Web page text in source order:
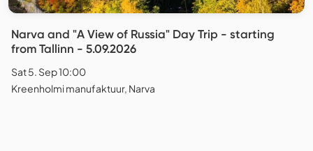
Narva and "A View of Russia" Day Trip - starting
from Tallinn - 5.09.2026
Sat 5. Sep 10:00
Kreenholmi manufaktuur, Narva